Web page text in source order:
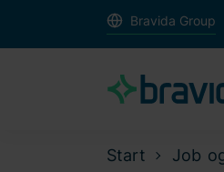
Bravida Group
Start Job